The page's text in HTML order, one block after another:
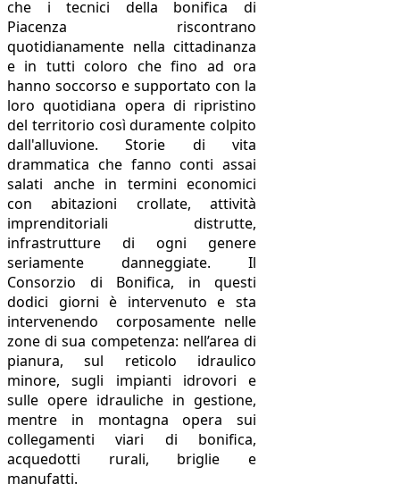
che i tecnici della bonifica di
Piacenza riscontrano
quotidianamente nella cittadinanza
e in tutti coloro che fino ad ora
hanno soccorso e supportato con la
loro quotidiana opera di ripristino
del territorio così duramente colpito
dall'alluvione. Storie di vita
drammatica che fanno conti assai
salati anche in termini economici
con abitazioni crollate, attività
imprenditoriali distrutte,
infrastrutture di ogni genere
seriamente danneggiate. Il
Consorzio di Bonifica, in questi
dodici giorni è intervenuto e sta
intervenendo corposamente nelle
zone di sua competenza: nell’area di
pianura, sul reticolo idraulico
minore, sugli impianti idrovori e
sulle opere idrauliche in gestione,
mentre in montagna opera sui
collegamenti viari di bonifica,
acquedotti rurali, briglie e
manufatti.